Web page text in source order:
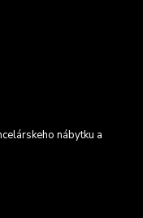
nábytku a